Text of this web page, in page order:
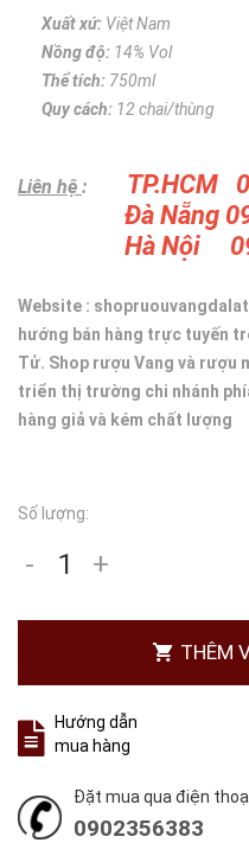
Xuất xứ: Việt Nam
Nồng độ: 14% Vol
Thể tích: 750ml
Quy cách: 12 chai/thùng
Liên hệ :
TP.HCM
Đà Nẵng
Hà Nội
Website :
hướng bán hàng trực tuyến
Tử. Shop rượu Vang và rượu
triển thị trường chi nhánh
hàng giả và kém chất lượng
Số lượng:
- +
THÊM
Hướng dẫn
mua hàng
Đặt mua qua điện
0902356383